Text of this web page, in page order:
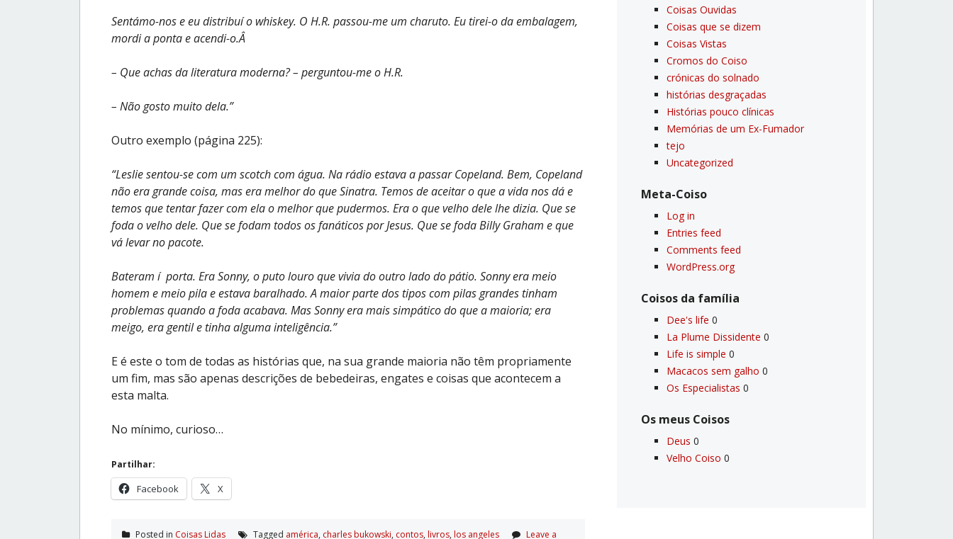
Sentámo-nos e eu distribuí o whiskey. O H.R. passou-me um charuto. Eu tirei-o da embalagem,
mordi a ponta e acendi-o.Â
– Que achas da literatura moderna? – perguntou-me o H.R.
– Não gosto muito dela.”
Outro exemplo (página 225):
“Leslie sentou-se com um scotch com água. Na rádio estava a passar Copeland. Bem, Copeland
não era grande coisa, mas era melhor do que Sinatra. Temos de aceitar o que a vida nos dá e
temos que tentar fazer com ela o melhor que pudermos. Era o que velho dele lhe dizia. Que se
foda o velho dele. Que se fodam todos os fanáticos por Jesus. Que se foda Billy Graham e que
vá levar no pacote.
Bateram í porta. Era Sonny, o puto louro que vivia do outro lado do pátio. Sonny era meio
homem e meio pila e estava baralhado. A maior parte dos tipos com pilas grandes tinham
problemas quando a foda acabava. Mas Sonny era mais simpático do que a maioria; era
meigo, era gentil e tinha alguma inteligência.”
E é este o tom de todas as histórias que, na sua grande maioria não têm propriamente
um fim, mas são apenas descrições de bebedeiras, engates e coisas que acontecem a
esta malta.
No mínimo, curioso…
Partilhar:
Facebook X
Posted in Coisas Lidas Tagged américa, charles bukowski, contos, livros, los angeles Leave a
Coisas Ouvidas
Coisas que se dizem
Coisas Vistas
Cromos do Coiso
crónicas do solnado
histórias desgraçadas
Histórias pouco clí­nicas
Memórias de um Ex-Fumador
tejo
Uncategorized
Meta-Coiso
Log in
Entries feed
Comments feed
WordPress.org
Coisos da famí­lia
Dee's life 0
La Plume Dissidente 0
Life is simple 0
Macacos sem galho 0
Os Especialistas 0
Os meus Coisos
Deus 0
Velho Coiso 0